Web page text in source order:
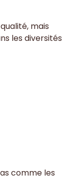
mais
les diversités
comme les